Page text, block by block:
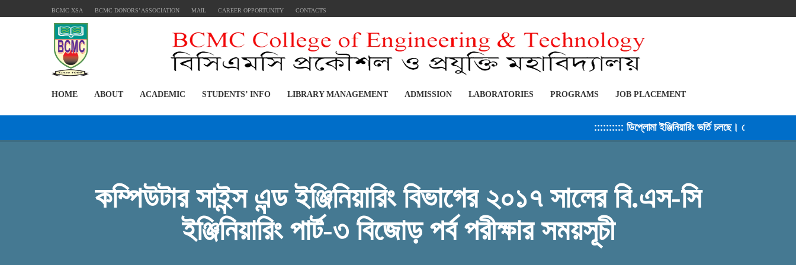
BCMC XSA BCMC DONORS’ ASSOCIATION MAIL CAREER OPPORTUNITY CONTACTS
HOME ABOUT ACADEMIC STUDENTS’ INFO LIBRARY MANAGEMENT ADMISSION LABORATORIES PROGRAMS JOB PLACEMENT
:::::::::: ডিপ্লোমা ইঞ্জিনিয়ারিং ভর্তি চলছে। সেশন ২০২৫-
কম্পিউটার সাইন্স এন্ড ইঞ্জিনিয়ারিং বিভাগের ২০১৭ সালের বি.এস-সি
ইঞ্জিনিয়ারিং পার্ট-৩ বিজোড় পর্ব পরীক্ষার সময়সূচী